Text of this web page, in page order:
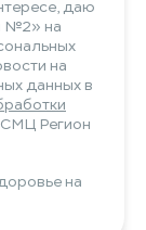
даю
№2» на
на
данных в
Регион
на